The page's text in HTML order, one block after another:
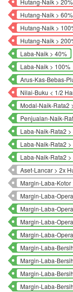
Hutang-Naik > 60%
Hutang-Naik >
Hutang-Naik >
Laba-Naik > 40%
Laba-Naik > 100%
Arus-Kas-Bebas-
Nilai-Buku < 1/2
Modal-Naik-Rata2
Penjualan-Naik-
Laba-Naik-Rata2
Laba-Naik-Rata2
Laba-Naik-Rata2
Aset-Lancar > 2x
Margin-Laba-Kotor
Margin-Laba-
Margin-Laba-
Margin-Laba-
Margin-Laba-
Margin-Laba-
Margin-Laba-
Margin-Laba-
Margin-Laba-